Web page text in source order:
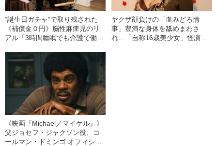
“誕生日ガチャ”で取り残された
《補償金０円》脳性麻痺児のリ
アル「3時間睡眠でも介護で働け
グケアラー」
ヤクザ顔負けの「血みどろ情
事」豊満な身体を舐めまわさ
れ…「自称16歳美少女」怪演
《映画『Michael／マイケル』》
父ジョセフ・ジャクソン役、コ
ールマン・ドミンゴ オフィシャ